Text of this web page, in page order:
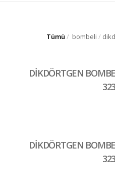
Tümü / bombeli /
DİKDÖRTGEN
DİKDÖRTGEN